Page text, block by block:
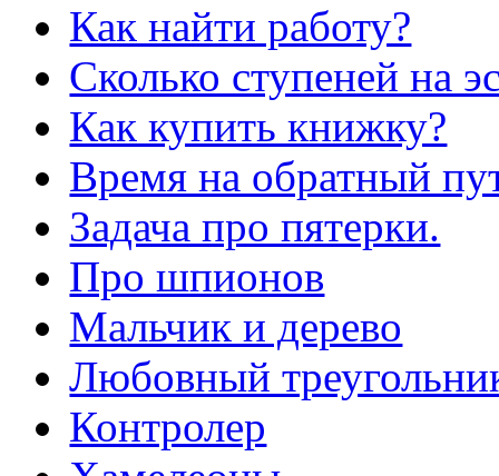
Как найти работу?
Сколько ступеней на
Как купить книжку?
Время на обратный
Задача про пятерки.
Про шпионов
Мальчик и дерево
Любовный
Контролер